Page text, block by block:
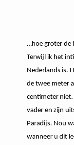
…hoe groter de
Terwijl ik het
Nederlands is.
de twee meter
centimeter
vader en zijn
Paradijs. Nou
wanneer u dit